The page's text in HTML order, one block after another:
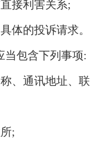
接利害关系;
体的投诉请求。
包含下列事项:
、通讯地址、联
;